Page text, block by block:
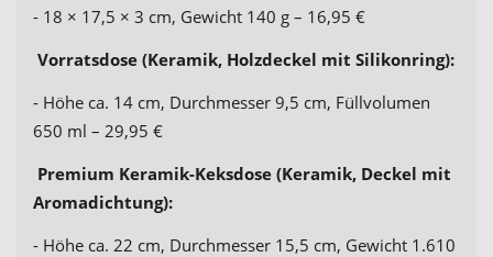
- 18 × 17,5 × 3 cm, Gewicht 140 g – 16,95 €
Vorratsdose (Keramik, Holzdeckel mit Silikonring):
- Höhe ca. 14 cm, Durchmesser 9,5 cm, Füllvolumen
650 ml – 29,95 €
Premium Keramik-Keksdose (Keramik, Deckel mit
Aromadichtung):
- Höhe ca. 22 cm, Durchmesser 15,5 cm, Gewicht 1.610